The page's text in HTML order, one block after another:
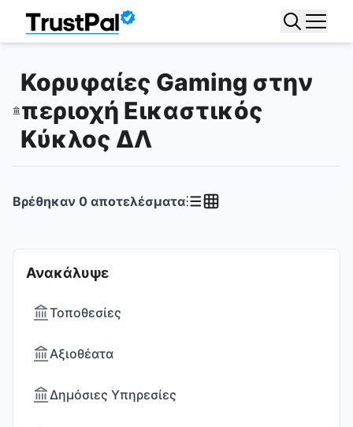
Κορυφαίες Gaming στην
περιοχή Εικαστικός
Κύκλος ΔΛ
Ανακάλυψε
Τοποθεσίες
Αξιοθέατα
Δημόσιες Υπηρεσίες
Βρέθηκαν 0 αποτελέσματα